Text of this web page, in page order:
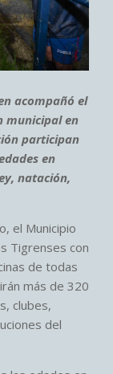
acompañó el
municipal en
participan
en
natación,
el Municipio
Tigrenses con
de todas
más de 320
clubes,
del